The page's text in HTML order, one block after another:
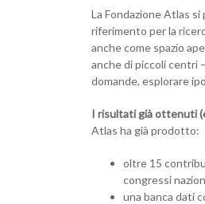
La Fondazione Atlas
riferimento per la
anche come spazio
anche di piccoli centri
domande, esplorare
I risultati già ottenuti
Atlas ha già prodotto:
oltre 15
congressi
una banca dati